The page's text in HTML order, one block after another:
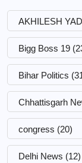
AKHILESH
Bigg Boss 19
Bihar Politics
Chhattisgarh
congress (20)
Delhi News (12)